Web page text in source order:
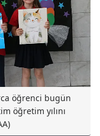
öğrenci bugün
öğretim yılını